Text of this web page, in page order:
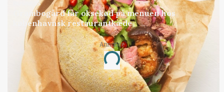
BUSINESS
Grambogård får oksekød på menuen hos
københavnsk restaurantkæde
Annonce
Loading...